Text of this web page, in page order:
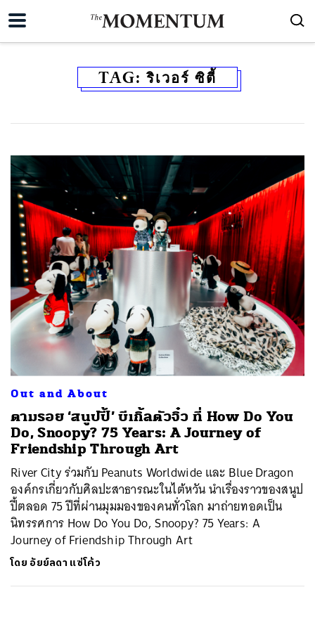
TAG: ริเวอร์ ซิตี้
Out and About
ตามรอย ‘สนูปปี้’ บีเกิ้ลตัวจิ๋ว ที่ How Do You
Do, Snoopy? 75 Years: A Journey of
Friendship Through Art
River City ร่วมกับ Peanuts Worldwide และ Blue Dragon
องค์กรเกี่ยวกับศิลปะสาธารณะในไต้หวัน นำเรื่องราวของสนูป
ปี้ตลอด 75 ปีที่ผ่านมุมมองของคนทั่วโลก มาถ่ายทอดเป็น
นิทรรศการ How Do You Do, Snoopy? 75 Years: A
Journey of Friendship Through Art
โดย อัยย์ลดา แซ่โค้ว
SHARE